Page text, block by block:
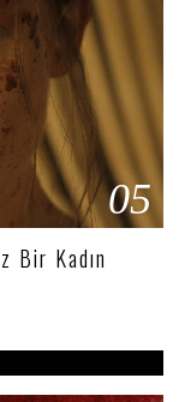
05
Bir Kadın